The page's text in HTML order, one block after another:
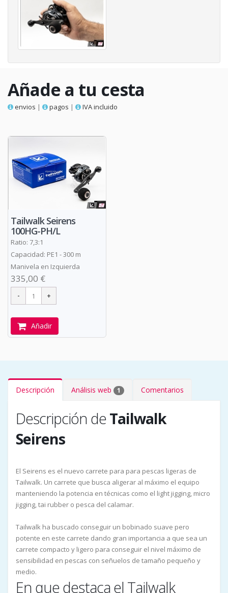
Añade a tu cesta
envios | pagos | IVA incluido
Tailwalk Seirens
100HG-PH/L
Ratio: 7,3:1
Capacidad: PE1 - 300 m
Manivela en Izquierda
335,00 €
Añadir
Descripción Análisis web 1 Comentarios
Descripción deTailwalk
Seirens
El Seirens es el nuevo carrete para para pescas ligeras de
Tailwalk. Un carrete que busca aligerar al máximo el equipo
manteniendo la potencia en técnicas como el light jigging, micro
jigging, tai rubber o pesca del calamar.
Tailwalk ha buscado conseguir un bobinado suave pero
potente en este carrete dando gran importancia a que sea un
carrete compacto y ligero para conseguir el nivel máximo de
sensibilidad en pescas con señuelos de tamaño pequeño y
medio.
En que destaca el Tailwalk